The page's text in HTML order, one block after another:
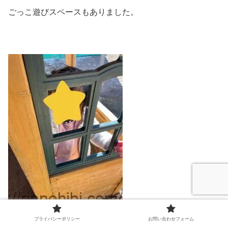
ごっこ遊びスペースもありました。
プライバシーポリシー お問い合わせフォーム